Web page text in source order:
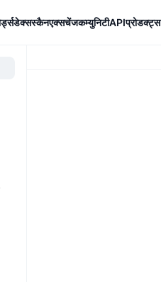
डेक्सस्कैनएक्सचेंजकम्युनिटीAPIप्रोडक्ट्स